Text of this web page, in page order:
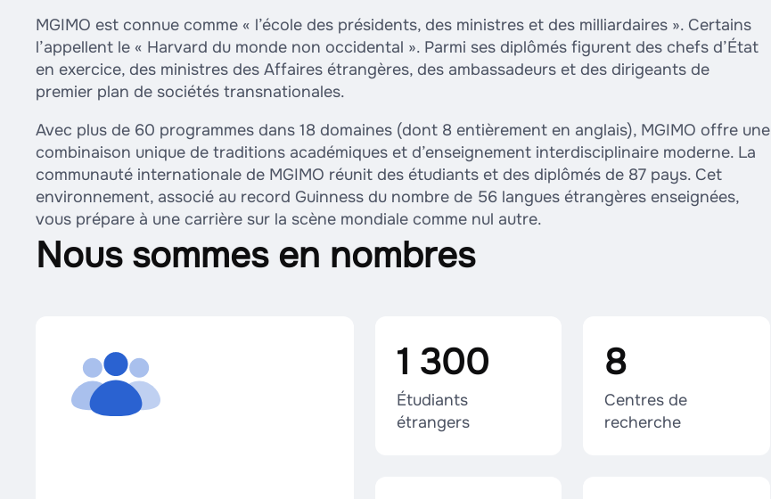
MGIMO est connue comme « l’école des présidents, des ministres et des milliardaires ». Certains
l’appellent le « Harvard du monde non occidental ». Parmi ses diplômés figurent des chefs d’État
en exercice, des ministres des Affaires étrangères, des ambassadeurs et des dirigeants de
premier plan de sociétés transnationales.
Avec plus de 60 programmes dans 18 domaines (dont 8 entièrement en anglais), MGIMO offre une
combinaison unique de traditions académiques et d’enseignement interdisciplinaire moderne. La
communauté internationale de MGIMO réunit des étudiants et des diplômés de 87 pays. Cet
environnement, associé au record Guinness du nombre de 56 langues étrangères enseignées,
vous prépare à une carrière sur la scène mondiale comme nul autre.
Nous sommes en nombres
1 300
Étudiants
étrangers
8
Centres de
recherche